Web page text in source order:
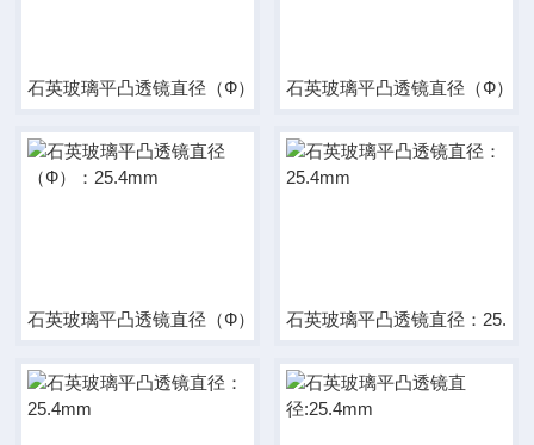
石英玻璃平凸透镜直径（Ф）： 石英玻璃平凸透镜直径（Ф）
石英玻璃平凸透镜直径（Ф）：25.4mm石英玻璃平凸透镜直径：